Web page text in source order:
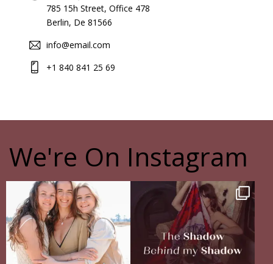
a
t
785 15h Street, Office 478
Berlin, De 81566
info@email.com
+1 840 841 25 69
We're On Instagram
The pain of having sisters
Of course, I...
27 0
The Shadow Behind my Shadow
Full story in...
16 5